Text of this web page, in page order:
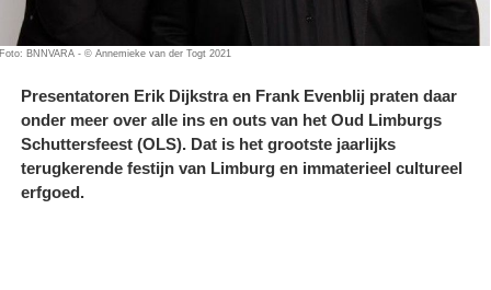
Foto: BNNVARA - © Annemieke van der Togt 2021
Presentatoren Erik Dijkstra en Frank Evenblij praten daar
onder meer over alle ins en outs van het Oud Limburgs
Schuttersfeest (OLS). Dat is het grootste jaarlijks
terugkerende festijn van Limburg en immaterieel cultureel
erfgoed.